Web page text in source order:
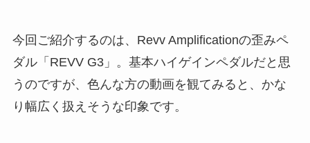
今回ご紹介するのは、Revv Amplificationの歪みペ
ダル「REVV G3」。基本ハイゲインペダルだと思
うのですが、色んな方の動画を観てみると、かな
り幅広く扱えそうな印象です。